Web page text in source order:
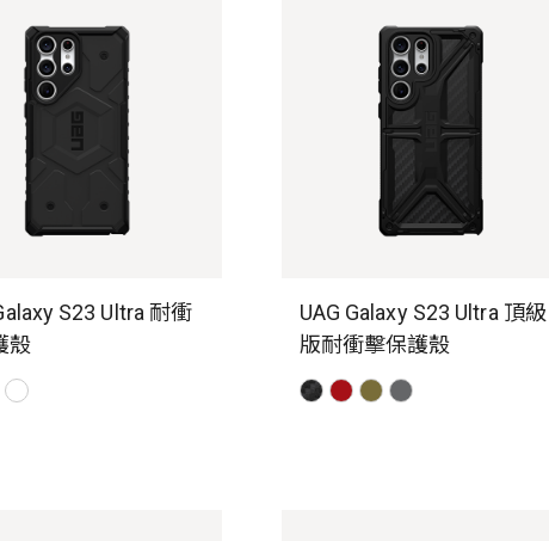
S23 Ultra 耐衝
殼
UAG Galaxy S23 Ultra 頂級
版耐衝擊保護殼